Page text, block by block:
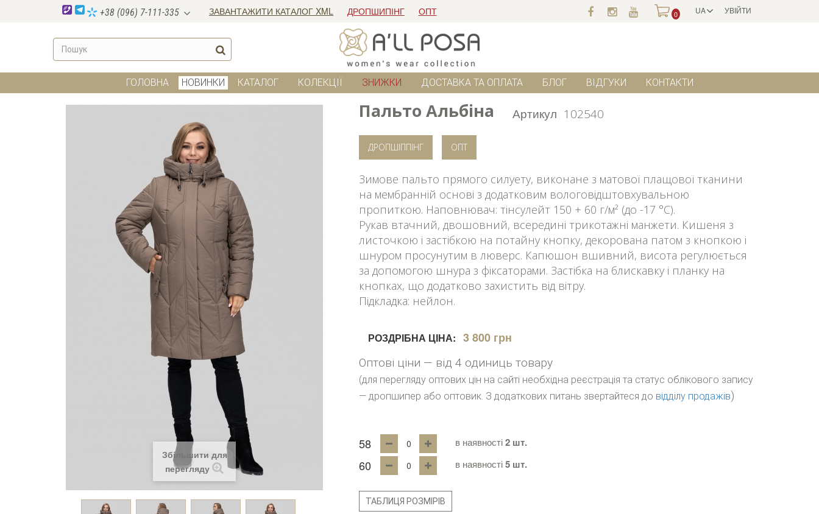
УВІЙТИ
UA
+38 (096) 7-111-335 ЗАВАНТАЖИТИ КАТАЛОГ XML ДРОПШИПІНГ ОПТ 0
ГОЛОВНА НОВИНКИ КАТАЛОГ КОЛЕКЦІЇ ЗНИЖКИ ДОСТАВКА ТА ОПЛАТА БЛОГ ВІДГУКИ КОНТАКТИ
Збільшити для
перегляду
Пальто Альбіна Артикул 102540
ДРОПШІППІНГ ОПТ
Зимове пальто прямого силуету, виконане з матової плащової тканини
на мембранній основі з додатковим вологовідштовхувальною
пропиткою. Наповнювач: тінсулейт 150 + 60 г/м² (до -17 °C).
Рукав втачний, двошовний, всередині трикотажні манжети. Кишеня з
листочкою і застібкою на потайну кнопку, декорована патом з кнопкою і
шнуром просунутим в люверс. Капюшон вшивний, висота регулюється
за допомогою шнура з фіксаторами. Застібка на блискавку і планку на
кнопках, що додатково захистить від вітру.
Підкладка: нейлон.
РОЗДРІБНА ЦІНА: 3 800 грн
Оптові ціни — від 4 одиниць товару
(для перегляду оптових цін на сайті необхідна реєстрація та статус облікового запису
— дропшипер або оптовик. З додаткових питань звертайтеся до відділу продажів)
58 в наявності 2 шт.
60 в наявності 5 шт.
ТАБЛИЦЯ РОЗМІРІВ